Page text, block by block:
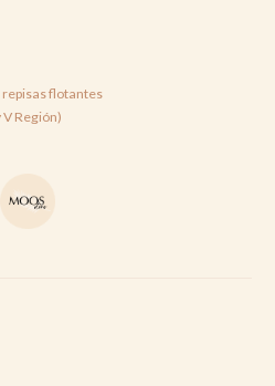
flotantes
V Región)